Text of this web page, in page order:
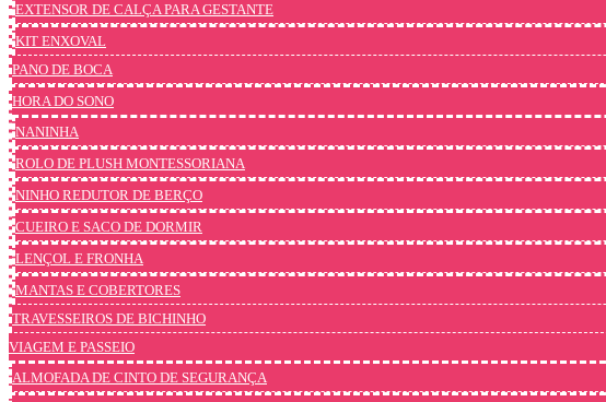
EXTENSOR DE CALÇA PARA GESTANTE
KIT ENXOVAL
PANO DE BOCA
HORA DO SONO
NANINHA
ROLO DE PLUSH MONTESSORIANA
NINHO REDUTOR DE BERÇO
CUEIRO E SACO DE DORMIR
LENÇOL E FRONHA
MANTAS E COBERTORES
TRAVESSEIROS DE BICHINHO
VIAGEM E PASSEIO
ALMOFADA DE CINTO DE SEGURANÇA